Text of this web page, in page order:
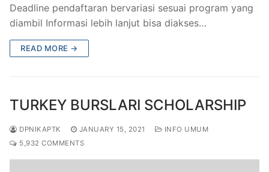
Deadline pendaftaran bervariasi sesuai program yang
diambil Informasi lebih lanjut bisa diakses…
READ MORE →
TURKEY BURSLARI SCHOLARSHIP
DPNIKAPTK JANUARY 15, 2021
INFO UMUM
5,932 COMMENTS